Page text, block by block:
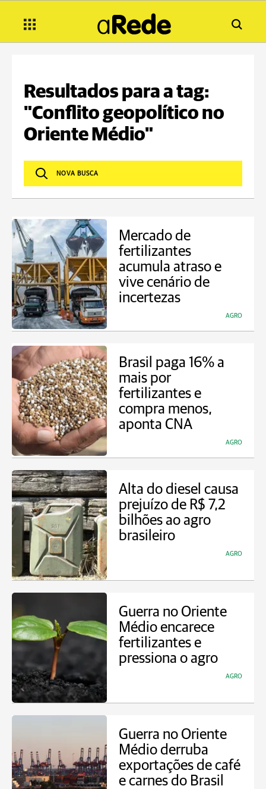
Resultados para a tag:
"Conflito geopolítico no
Oriente Médio"
Mercado de
fertilizantes
acumula atraso e
vive cenário de
incertezas
AGRO
Brasil paga 16% a
mais por
fertilizantes e
compra menos,
aponta CNA
AGRO
Alta do diesel causa
prejuízo de R$ 7,2
bilhões ao agro
brasileiro
AGRO
Guerra no Oriente
Médio encarece
fertilizantes e
pressiona o agro
AGRO
Guerra no Oriente
Médio derruba
exportações de café
e carnes do Brasil